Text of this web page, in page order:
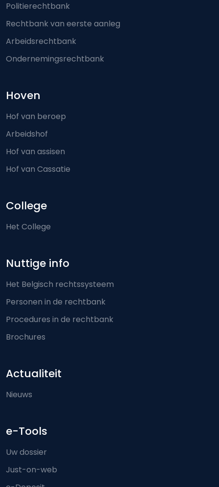
Politierechtbank
Rechtbank van eerste aanleg
Arbeidsrechtbank
Ondernemingsrechtbank
Hoven
Hof van beroep
Arbeidshof
Hof van assisen
Hof van Cassatie
College
Het College
Nuttige info
Het Belgisch rechtssysteem
Personen in de rechtbank
Procedures in de rechtbank
Brochures
Actualiteit
Nieuws
e-Tools
Uw dossier
Just-on-web